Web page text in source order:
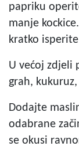
papriku
manje
kratko
U većoj zdjeli
grah,
Dodajte
odabrane
se okusi